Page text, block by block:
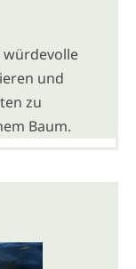
würdevolle
und
zu
Baum.